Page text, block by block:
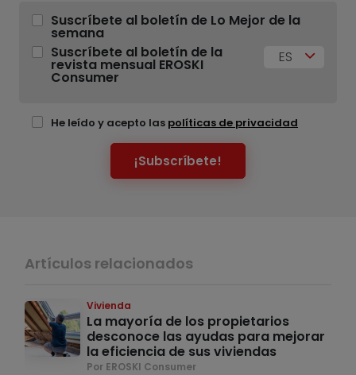
Suscríbete al boletín de Lo Mejor de la
semana
Suscríbete al boletín de la
revista mensual EROSKI
Consumer
ES
He leído y acepto las políticas de privacidad
¡Subscríbete!
Artículos relacionados
Vivienda
La mayoría de los propietarios
desconoce las ayudas para mejorar
la eficiencia de sus viviendas
Por EROSKI Consumer